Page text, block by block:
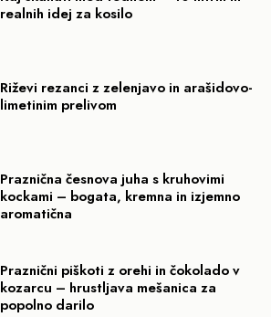
realnih idej za kosilo
Riževi rezanci z zelenjavo in arašidovo-
limetinim prelivom
Praznična česnova juha s kruhovimi
kockami – bogata, kremna in izjemno
aromatična
Praznični piškoti z orehi in čokolado v
kozarcu – hrustljava mešanica za
popolno darilo